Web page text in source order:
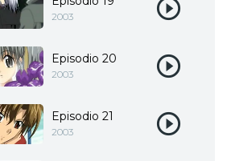
2003
Episodio 20
2003
Episodio 21
2003